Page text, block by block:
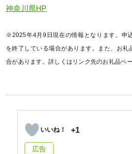
神奈川県HP
※2025年4月9日現在の情報となります。申
を終了している場合があります。また、お礼
合があります。詳しくはリンク先のお礼品ペ
+1
広告